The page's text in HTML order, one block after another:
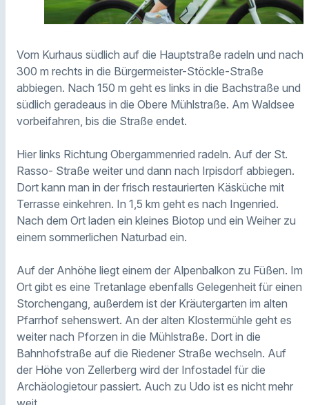
Vom Kurhaus südlich auf die Hauptstraße radeln und nach
300 m rechts in die Bürgermeister-Stöckle-Straße
abbiegen. Nach 150 m geht es links in die Bachstraße und
südlich geradeaus in die Obere Mühlstraße. Am Waldsee
vorbeifahren, bis die Straße endet.
Hier links Richtung Obergammenried radeln. Auf der St.
Rasso- Straße weiter und dann nach Irpisdorf abbiegen.
Dort kann man in der frisch restaurierten Käsküche mit
Terrasse einkehren. In 1,5 km geht es nach Ingenried.
Nach dem Ort laden ein kleines Biotop und ein Weiher zu
einem sommerlichen Naturbad ein.
Auf der Anhöhe liegt einem der Alpenbalkon zu Füßen. Im
Ort gibt es eine Tretanlage ebenfalls Gelegenheit für einen
Storchengang, außerdem ist der Kräutergarten im alten
Pfarrhof sehenswert. An der alten Klostermühle geht es
weiter nach Pforzen in die Mühlstraße. Dort in die
Bahnhofstraße auf die Riedener Straße wechseln. Auf
der Höhe von Zellerberg wird der Infostadel für die
Archäologietour passiert. Auch zu Udo ist es nicht mehr